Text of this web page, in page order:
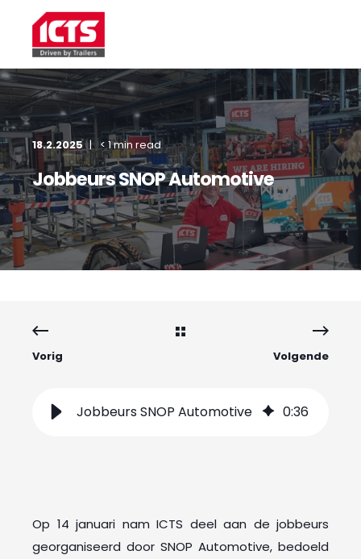
18.2.2025 < 1 min read
Jobbeurs SNOP Automotive
Vorig Volgende
Jobbeurs SNOP Automotive 0:36
Op 14 januari nam ICTS deel aan de jobbeurs
georganiseerd door SNOP Automotive, bedoeld